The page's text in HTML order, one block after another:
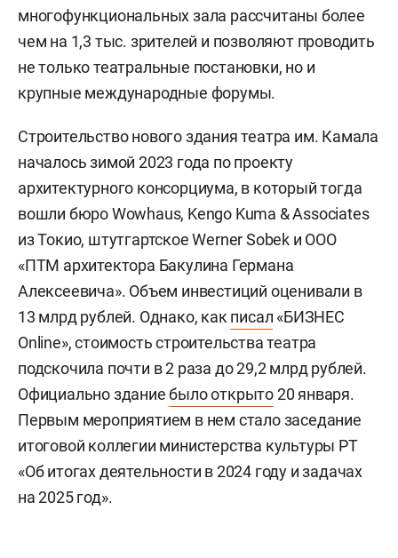
многофункциональных зала рассчитаны более
чем на 1,3 тыс. зрителей и позволяют проводить
не только театральные постановки, но и
крупные международные форумы.
Строительство нового здания театра им. Камала
началось зимой 2023 года по проекту
архитектурного консорциума, в который тогда
вошли бюро Wowhaus, Kengo Kuma & Associates
из Токио, штутгартское Werner Sobek и ООО
«ПТМ архитектора Бакулина Германа
Алексеевича». Объем инвестиций оценивали в
13 млрд рублей. Однако, как писал «БИЗНЕС
Online», стоимость строительства театра
подскочила почти в 2 раза до 29,2 млрд рублей.
Официально зданиебыло открыто20 января.
Первым мероприятием в нем стало заседание
итоговой коллегии министерства культуры РТ
«Об итогах деятельности в 2024 году и задачах
на 2025 год».